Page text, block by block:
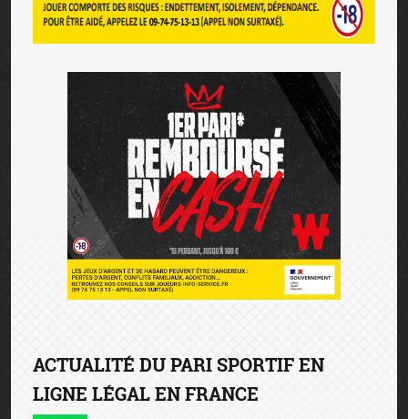
ACTUALITÉ DU PARI SPORTIF EN
LIGNE LÉGAL EN FRANCE